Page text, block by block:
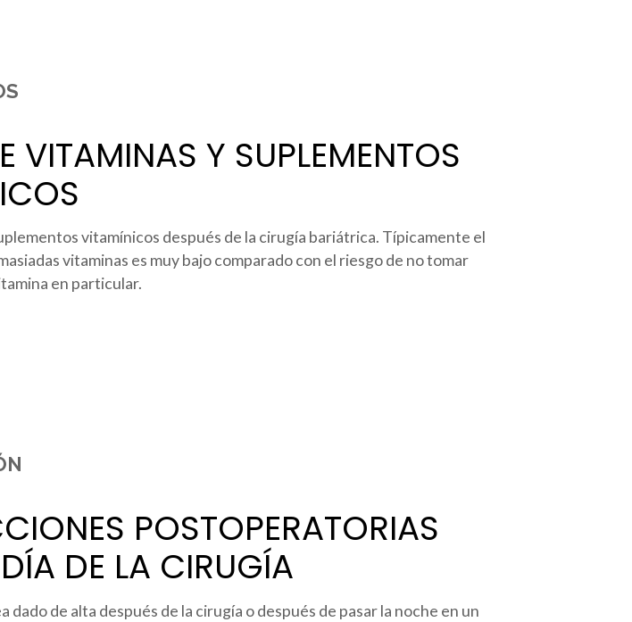
VITAMINAS Y SUPLEMENTOS
vitamínicos después de la cirugía bariátrica. Típicamente el
vitaminas es muy bajo comparado con el riesgo de no tomar
en particular.
POSTOPERATORIAS
DE LA CIRUGÍA
dado de alta después de la cirugía o después de pasar la noche en un